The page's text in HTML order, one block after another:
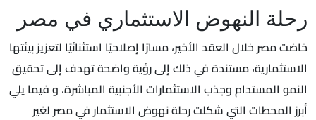
رحلة النهوض الاستثماري في مصر
خاضت مصر خلال العقد الأخير، مسارًا إصلاحيًا استثنائيًا لتعزيز بيئتها
الاستثمارية، مستندة في ذلك إلى رؤية واضحة تهدف إلى تحقيق
النمو المستدام وجذب الاستثمارات الأجنبية المباشرة، و فيما يلي
أبرز المحطات التي شكلت رحلة نهوض الاستثمار في مصر لغير